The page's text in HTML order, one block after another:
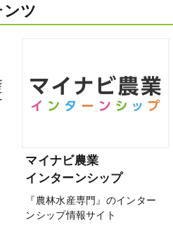
ツ
マイナビ農業
インターンシップ
『農林水産専門』のインター
ンシップ情報サイト